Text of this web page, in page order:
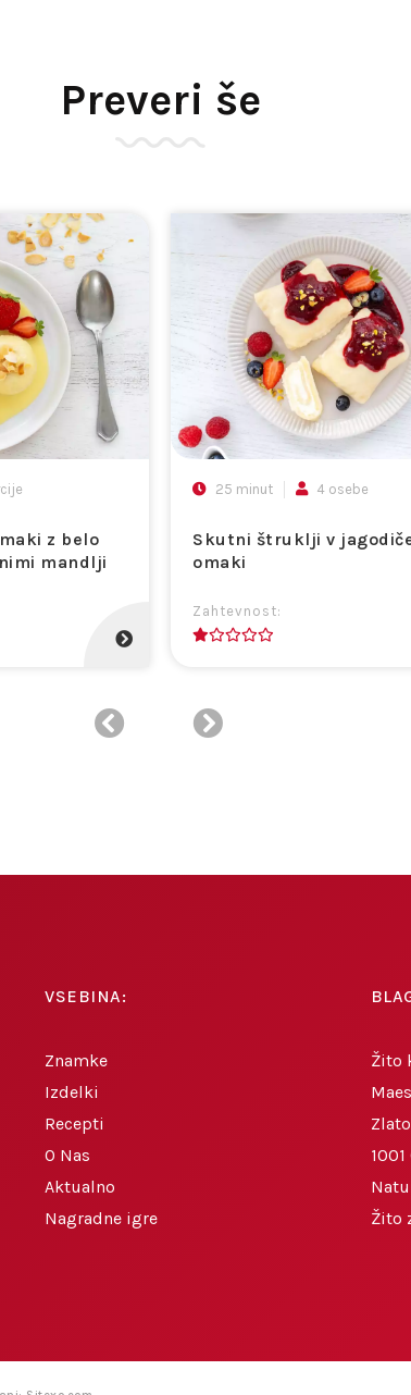
Preveri še
z belo
mandlji
Skutni štruklji v
omaki
Zahtevnost:
25 minut 4 osebe
VSEBINA:
Znamke
Izdelki
Recepti
O Nas
Aktualno
Nagradne igre
Žito
Žito